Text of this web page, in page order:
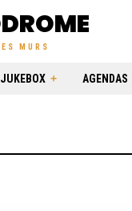
MURS
JUKEBOX AGENDAS